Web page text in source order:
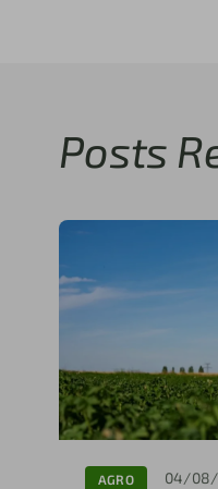
Posts
AGRO 04/08/